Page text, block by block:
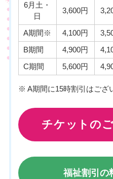
6月土・
日
3,600円
A期間※ 4,100円
B期間
4,900円
C期間
5,600円
※ A期間に15時割引はござ
チケットの
福祉割引の